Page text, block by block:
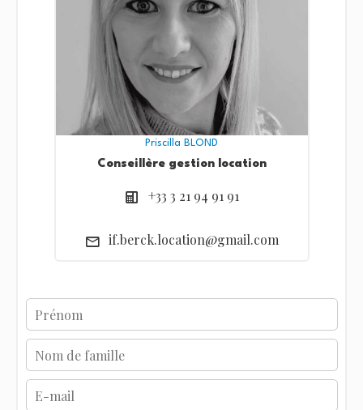
Priscilla BLOND
Conseillère gestion location
+33 3 21 94 91 91
if.berck.location@gmail.com